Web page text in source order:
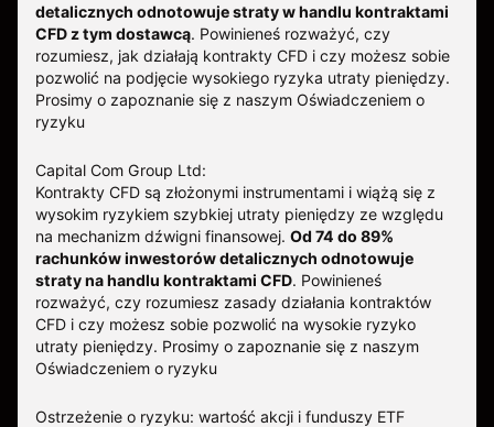
detalicznych odnotowuje straty w handlu kontraktami
CFD z tym dostawcą. Powinieneś rozważyć, czy
rozumiesz, jak działają kontrakty CFD i czy możesz sobie
pozwolić na podjęcie wysokiego ryzyka utraty pieniędzy.
Prosimy o zapoznanie się z naszym Oświadczeniem o
ryzyku
Capital Com Group Ltd:
Kontrakty CFD są złożonymi instrumentami i wiążą się z
wysokim ryzykiem szybkiej utraty pieniędzy ze względu
na mechanizm dźwigni finansowej. Od 74 do 89%
rachunków inwestorów detalicznych odnotowuje
straty na handlu kontraktami CFD. Powinieneś
rozważyć, czy rozumiesz zasady działania kontraktów
CFD i czy możesz sobie pozwolić na wysokie ryzyko
utraty pieniędzy. Prosimy o zapoznanie się z naszym
Oświadczeniem o ryzyku
Ostrzeżenie o ryzyku: wartość akcji i funduszy ETF